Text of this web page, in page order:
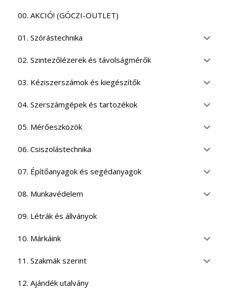
00. AKCIÓ! (GÓCZI-OUTLET)
01. Szórástechnika
02. Szintezőlézerek és távolságmérők
03. Kéziszerszámok és kiegészítők
04. Szerszámgépek és tartozékok
05. Mérőeszközök
06. Csiszolástechnika
07. Építőanyagok és segédanyagok
08. Munkavédelem
09. Létrák és állványok
10. Márkáink
11. Szakmák szerint
12. Ajándék utalvány